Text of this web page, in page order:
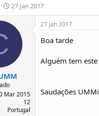
D
a
t
n
í
i
27 Jan 2017
Mar 2015
12
Portugal
27 Jan 2017
Boa tarde
Alguém tem
Saudações